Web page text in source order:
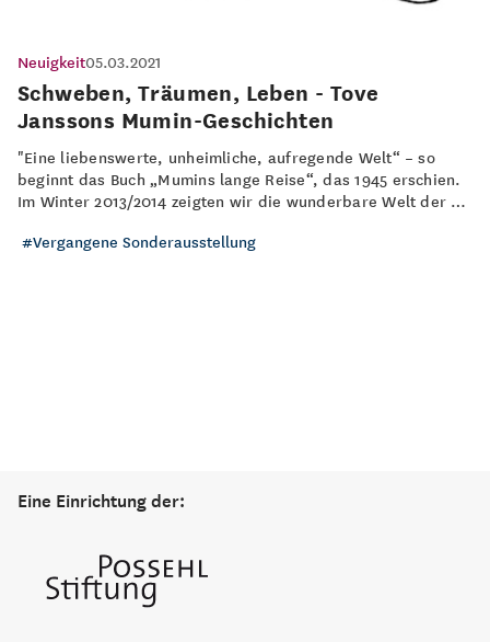
Neuigkeit05.03.2021
Schweben, Träumen, Leben - Tove
Janssons Mumin-Geschichten
"Eine liebenswerte, unheimliche, aufregende Welt“ – so
beginnt das Buch „Mumins lange Reise“, das 1945 erschien.
Im Winter 2013/2014 zeigten wir die wunderbare Welt der …
Vergangene Sonderausstellung
Eine Einrichtung der: